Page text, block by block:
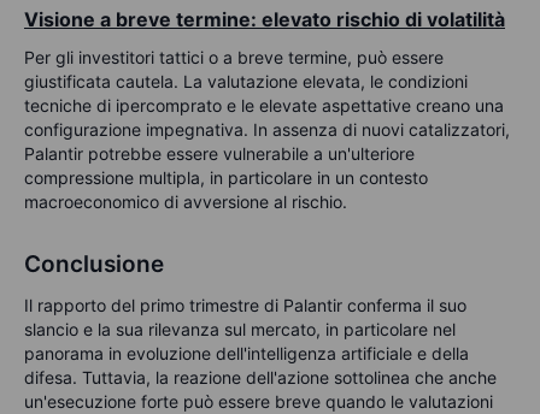
Visione a breve termine: elevato rischio di volatilità
Per gli investitori tattici o a breve termine, può essere
giustificata cautela. La valutazione elevata, le condizioni
tecniche di ipercomprato e le elevate aspettative creano una
configurazione impegnativa. In assenza di nuovi catalizzatori,
Palantir potrebbe essere vulnerabile a un'ulteriore
compressione multipla, in particolare in un contesto
macroeconomico di avversione al rischio.
Conclusione
Il rapporto del primo trimestre di Palantir conferma il suo
slancio e la sua rilevanza sul mercato, in particolare nel
panorama in evoluzione dell'intelligenza artificiale e della
difesa. Tuttavia, la reazione dell'azione sottolinea che anche
un'esecuzione forte può essere breve quando le valutazioni